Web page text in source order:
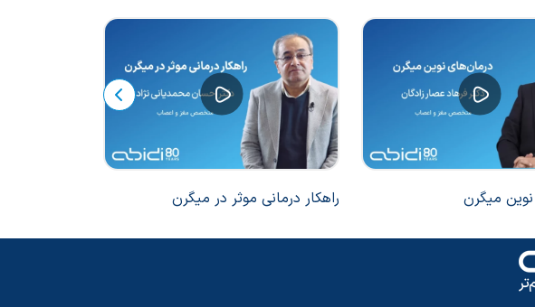
قابل کنترل هستند.
میگرن راهکار درمانی موثر در میگرن